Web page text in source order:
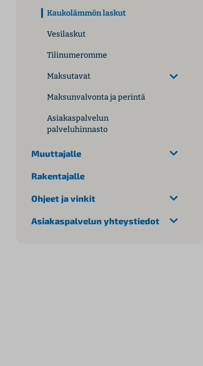
Kaukolämmön laskut
Vesilaskut
Tilinumeromme
Maksutavat
Maksunvalvonta ja perintä
Asiakaspalvelun
palveluhinnasto
Muuttajalle
Rakentajalle
Ohjeet ja vinkit
Asiakaspalvelun yhteystiedot